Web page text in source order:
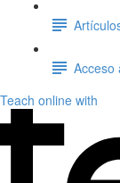
Acceso
Teach online with